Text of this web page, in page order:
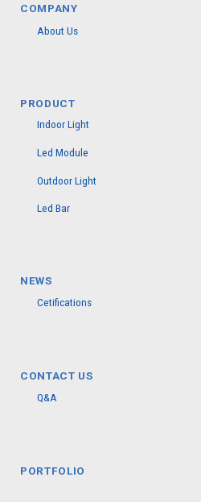
COMPANY
About Us
PRODUCT
Indoor Light
Led Module
Outdoor Light
Led Bar
NEWS
Cetifications
CONTACT US
Q&A
PORTFOLIO